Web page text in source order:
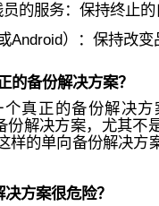
的服务：保持终止
Android）：保持改变
的备份解决方案？
真正的备份解决方
份解决方案，尤其不
样的单向备份解决方
方案很危险？